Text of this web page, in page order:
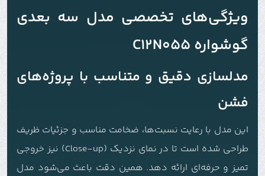
ویژگی‌های تخصصی مدل سه بعدی
گوشواره C12N055
مدلسازی دقیق و متناسب با پروژه‌های
فشن
این مدل با رعایت نسبت‌ها، ضخامت مناسب و جزئیات ظریف
طراحی شده است تا در نمای نزدیک (Close-up) نیز خروجی
تمیز و حرفه‌ای ارائه دهد. همین دقت باعث می‌شود مدل